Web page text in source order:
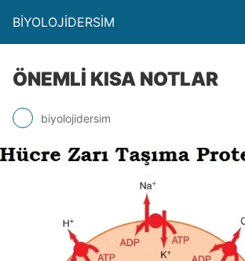
BİYOLOJİDERSİM
ÖNEMLİ KISA NOTLAR
biyolojidersim